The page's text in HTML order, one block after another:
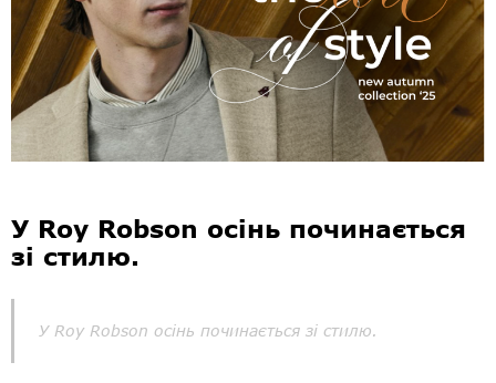
У Roy Robson осінь починається
зі стилю.
У Roy Robson осінь починається зі стилю.